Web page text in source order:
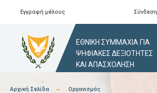
Skip
content
Εγγραφή μέλους Σύνδεση
ΕΘΝΙΚΗ ΣΥΜΜΑΧΙΑ ΓΙΑ
ΨΗΦΙΑΚΕΣ ΔΕΞΙΟΤΗΤΕΣ
ΚΑΙ ΑΠΑΣΧΟΛΗΣΗ
Αρχική Σελίδα Οργανισμός
Αναζήτηση